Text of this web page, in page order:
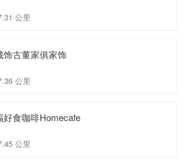
公里
饰古董家俱家饰
公里
好食咖啡Homecafe
公里